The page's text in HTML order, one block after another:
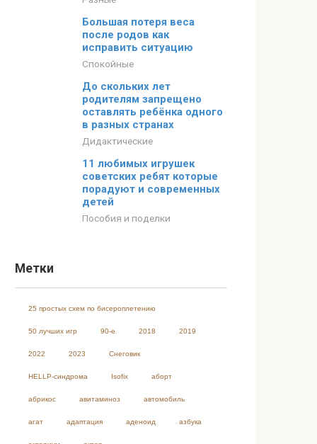
Большая потеря веса
после родов как
исправить ситуацию
Спокойные
До скольких лет
родителям запрещено
оставлять ребёнка одного
в разных странах
Дидактические
11 любимых игрушек
советских ребят которые
порадуют и современных
детей
Пособия и поделки
Метки
25 простых схем по бисероплетению
50 лучших игр 90-е 2018 2019
2022 2023 Cнеговик
HELLP-синдрома Isofix аборт
абрикос авитаминоз автомобиль
агат адаптация аденоид азбука